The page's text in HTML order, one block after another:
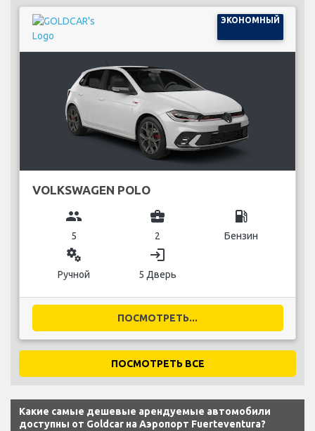
ЭКОНОМНЫЙ
VOLKSWAGEN POLO
group
5
business_center
2
local_gas_station
Бензин
miscellaneous_services
Ручной
login
5 Дверь
ПОСМОТРЕТЬ...
ПОСМОТРЕТЬ ВСЕ
Какие самые дешевые арендуемые автомобили
доступны от Goldcar на Аэропорт Fuerteventura?